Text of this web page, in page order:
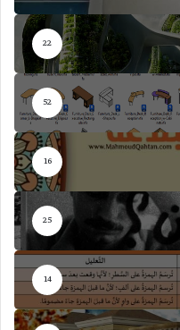
22
52
16
25
14